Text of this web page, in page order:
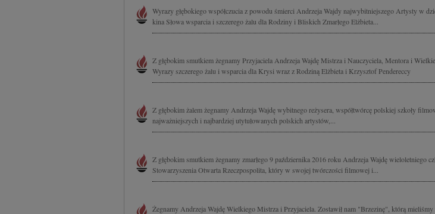
Wyrazy głębokiego współczucia z powodu śmierci Andrzeja Wajdy najwybitniejszego Artysty w
kina Słowa wsparcia i szczerego żalu dla Rodziny i Bliskich Zmarłego Elżbieta...
Z głębokim smutkiem żegnamy Przyjaciela Andrzeja Wajdę Mistrza i Nauczyciela, Mentora i
Wyrazy szczerego żalu i wsparcia dla Krysi wraz z Rodziną Elżbieta i Krzysztof Pendereccy
Z głębokim żalem żegnamy Andrzeja Wajdę wybitnego reżysera, współtwórcę polskiej szkoły
najważniejszych i najbardziej utytułowanych polskich artystów,...
Z głębokim smutkiem żegnamy zmarłego 9 października 2016 roku Andrzeja Wajdę wieloletniego
Stowarzyszenia Otwarta Rzeczpospolita, który w swojej twórczości filmowej i...
Żegnamy Andrzeja Wajdę Wielkiego Mistrza i Przyjaciela. Zostawił nam "Brzezinę", którą mieliśmy